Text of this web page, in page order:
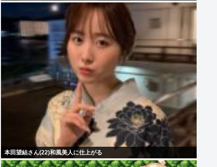
本田望結さん(22)和風美人に仕上がる